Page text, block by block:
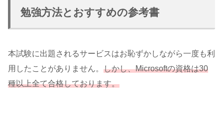
勉強方法とおすすめの参考書
本試験に出題されるサービスはお恥ずかしながら一度も利
用したことがありません。 しかし、Microsoftの資格は30
種以上全て合格しております。